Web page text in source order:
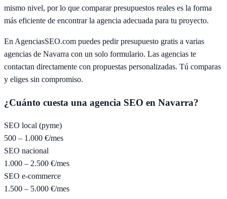
mismo nivel, por lo que comparar presupuestos reales es la forma
más eficiente de encontrar la agencia adecuada para tu proyecto.
En AgenciasSEO.com puedes pedir presupuesto gratis a varias
agencias de Navarra con un solo formulario. Las agencias te
contactan directamente con propuestas personalizadas. Tú comparas
y eliges sin compromiso.
¿Cuánto cuesta una agencia SEO en Navarra?
SEO local (pyme)
500 – 1.000 €/mes
SEO nacional
1.000 – 2.500 €/mes
SEO e-commerce
1.500 – 5.000 €/mes